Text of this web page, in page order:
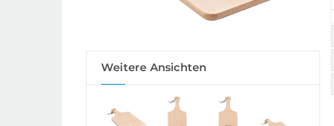
Weitere Ansichten